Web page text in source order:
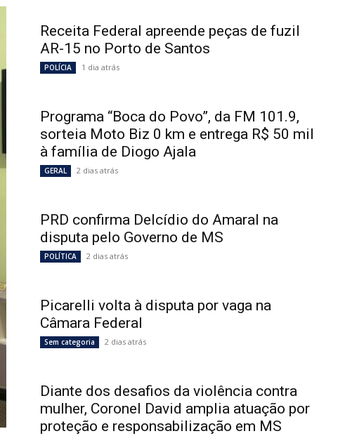
Receita Federal apreende peças de fuzil
AR-15 no Porto de Santos
POLÍCIA 1 dia atrás
Programa “Boca do Povo”, da FM 101.9,
sorteia Moto Biz 0 km e entrega R$ 50 mil
à família de Diogo Ajala
GERAL 2 dias atrás
PRD confirma Delcídio do Amaral na
disputa pelo Governo de MS
POLÍTICA 2 dias atrás
Picarelli volta à disputa por vaga na
Câmara Federal
Sem categoria 2 dias atrás
Diante dos desafios da violência contra
mulher, Coronel David amplia atuação por
proteção e responsabilização em MS